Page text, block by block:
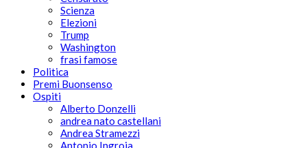
Scienza
Elezioni
Trump
Washington
frasi famose
Politica
Premi Buonsenso
Ospiti
Alberto Donzelli
andrea nato castellani
Andrea Stramezzi
Antonio Ingroia